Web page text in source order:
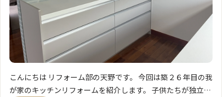
こんにちは リフォーム部の天野です。 今回は築２６年目の我
が家のキッチンリフォームを紹介します。 子供たちが独立し